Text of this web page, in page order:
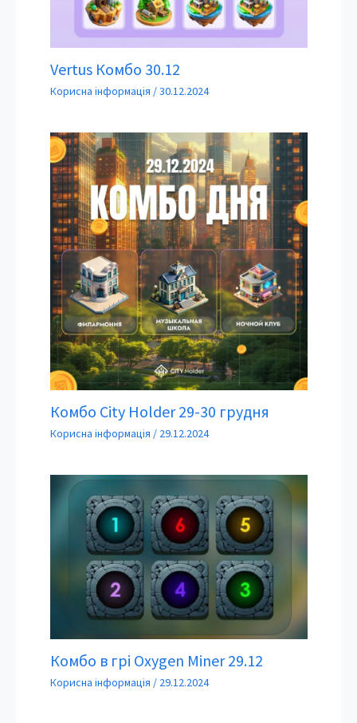
Vertus Комбо 30.12
Корисна інформація /30.12.2024
Комбо City Holder 29-30 грудня
Корисна інформація / 29.12.2024
Комбо в грі Oxygen Miner 29.12
Корисна інформація / 29.12.2024